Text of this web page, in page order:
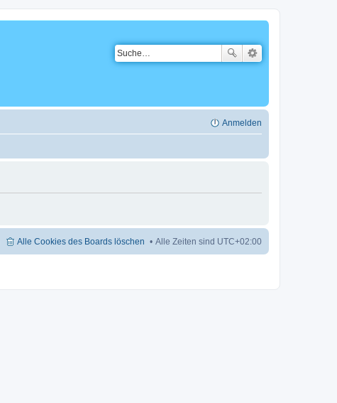
Anmelden
Alle Zeiten sind UTC+02:00
Alle Cookies des Boards löschen